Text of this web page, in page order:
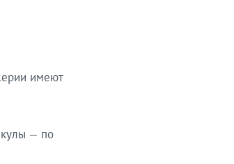
имеют
— по